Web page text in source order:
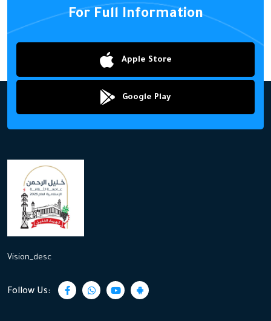
For Full Information
Apple Store
Google Play
Vision_desc
Follow Us: